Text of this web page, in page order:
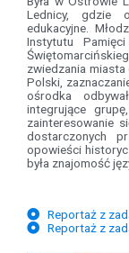
Lednicy, gdzie
edukacyjne.
Instytutu
zwiedzania
Polski,
ośrodka
integrujące
zainteresowanie
dostarczonych
opowieści
była znajomość
Reportaż z
Reportaż z